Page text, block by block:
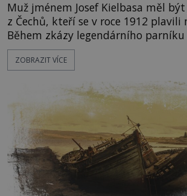
Muž jménem Josef Kielbasa měl
z Čechů, kteří se v roce 1912
Během zkázy legendárního
do záchranného člunu, který patřil
Edwardu J. Smithovi. Tím si údajně
vlastní plán útěku? Titanic vyráží na svou první a
zá
ZOBRAZIT VÍCE